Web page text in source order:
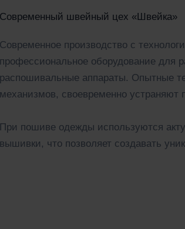
Современный швейный цех «Швейка»
Современное производство с
профессиональное оборудование для
распошивальные аппараты. Опытные
механизмов, своевременно устраняют
При пошиве одежды используются
вышивки, что позволяет создавать